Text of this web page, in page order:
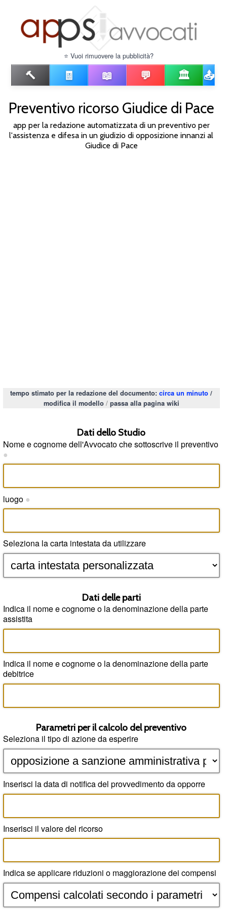
⭐ Vuoi rimuovere la pubblicità?
🔨 🧾 📖 💬 🏛️ 📤
Preventivo ricorso Giudice di Pace
app per la redazione automatizzata di un preventivo per
l'assistenza e difesa in un giudizio di opposizione innanzi al
Giudice di Pace
tempo stimato per la redazione del documento:circa un minuto /
modifica il modello/ passa alla pagina wiki
Dati dello Studio
Nome e cognome dell'Avvocato che sottoscrive il preventivo
●
luogo ●
Seleziona la carta intestata da utilizzare
Dati delle parti
Indica il nome e cognome o la denominazione della parte
assistita
Indica il nome e cognome o la denominazione della parte
debitrice
Parametri per il calcolo del preventivo
Seleziona il tipo di azione da esperire
Inserisci la data di notifica del provvedimento da opporre
Inserisci il valore del ricorso
Indica se applicare riduzioni o maggiorazione dei compensi